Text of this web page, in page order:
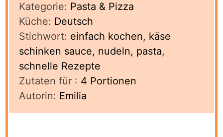
Kategorie: Pasta & Pizza
Küche: Deutsch
Stichwort: einfach kochen, käse
schinken sauce, nudeln, pasta,
schnelle Rezepte
Zutaten für : 4 Portionen
Autorin: Emilia